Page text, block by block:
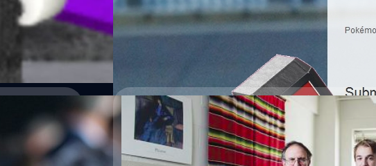
Read More
06/09/2014
เด็กๆสบายละทีนี้ เมื่อมี “Babel Generator”
ขั้นเทพ เพียงแค่คลิ๊ก !